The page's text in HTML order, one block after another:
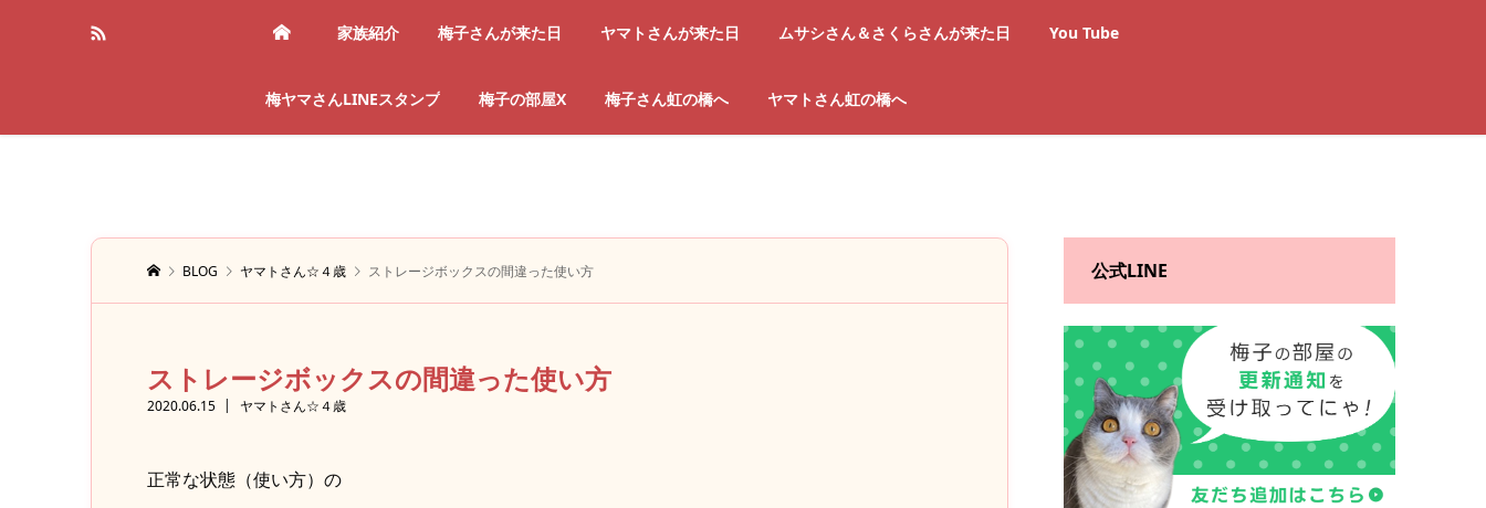
家族紹介 梅子さんが来た日 ヤマトさんが来た日 ムサシさん＆さくらさんが来た日 You Tube
梅ヤマさんLINEスタンプ 梅子の部屋X 梅子さん虹の橋へ ヤマトさん虹の橋へ
BLOG ヤマトさん☆４歳 ストレージボックスの間違った使い方
ストレージボックスの間違った使い方
2020.06.15 ヤマトさん☆４歳
正常な状態（使い方）の
公式LINE